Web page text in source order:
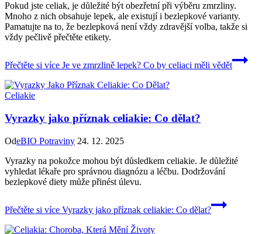
Pokud jste celiak, je důležité být obezřetní při výběru zmrzliny.
Mnoho z nich obsahuje lepek, ale existují i bezlepkové varianty.
Pamatujte na to, že bezlepková není vždy zdravější volba, takže si
vždy pečlivě přečtěte etikety.
Přečtěte si více Je ve zmrzlině lepek? Co by celiaci měli vědět
Celiakie
Vyrazky jako příznak celiakie: Co dělat?
OdeBIO Potraviny 24. 12. 2025
Vyrazky na pokožce mohou být důsledkem celiakie. Je důležité
vyhledat lékaře pro správnou diagnózu a léčbu. Dodržování
bezlepkové diety může přinést úlevu.
Přečtěte si více Vyrazky jako příznak celiakie: Co dělat?